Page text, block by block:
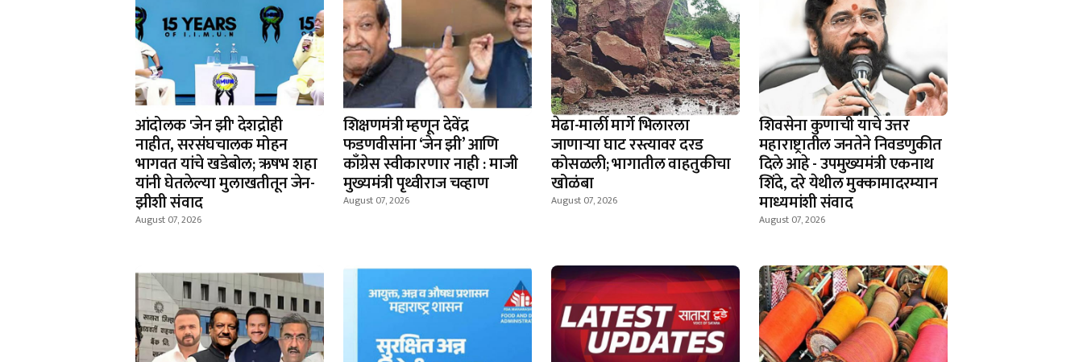
आंदोलक 'जेन झी' देशद्रोही
नाहीत, सरसंघचालक मोहन
भागवत यांचे खडेबोल; ऋषभ शहा
यांनी घेतलेल्या मुलाखतीतून जेन-
झीशी संवाद
August 07, 2026
शिक्षणमंत्री म्हणून देवेंद्र
फडणवीसांना ‘जेन झी’ आणि
काँग्रेस स्वीकारणार नाही : माजी
मुख्यमंत्री पृथ्वीराज चव्हाण
August 07, 2026
मेढा-मार्ली मार्गे भिलारला
जाणाऱ्या घाट रस्त्यावर दरड
कोसळली; भागातील वाहतुकीचा
खोळंबा
August 07, 2026
शिवसेना कुणाची याचे उत्तर
महाराष्ट्रातील जनतेने निवडणुकीत
दिले आहे - उपमुख्यमंत्री एकनाथ
शिंदे, दरे येथील मुक्कामादरम्यान
माध्यमांशी संवाद
August 07, 2026